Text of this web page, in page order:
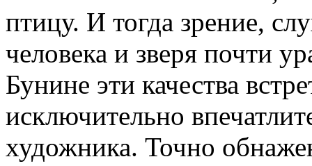
птицу. И тогда зрение,
человека и зверя почти
Бунине эти качества
исключительно
художника. Точно